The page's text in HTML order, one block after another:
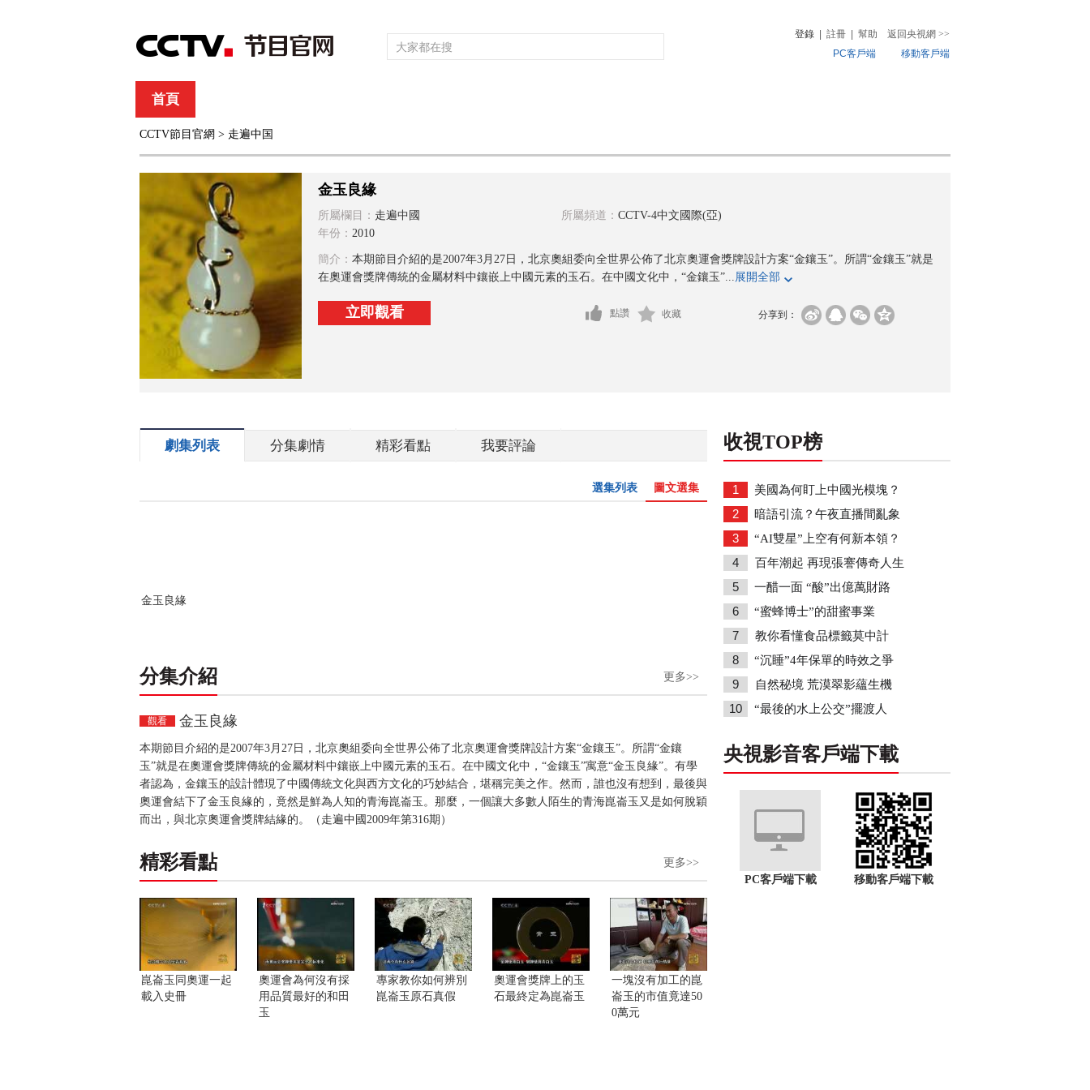
登錄 註冊 幫助 返回央視網 >>
PC客戶端
移動客戶端
首頁
綜合 新聞 財經 綜藝
CCTV節目官網 > 走遍中国
金玉良緣
所屬欄目： 走遍中國 所屬頻道： CCTV-4中文國際(亞)
年份： 2010
簡介： 本期節目介紹的是2007年3月27日，北京奧組委向全世界公佈了北京奧運會獎牌設計方案“金鑲玉”。所謂“金鑲玉”就是
在奧運會獎牌傳統的金屬材料中鑲嵌上中國元素的玉石。在中國文化中，“金鑲玉”...展開全部
立即觀看 分享到：
點讚 收藏
劇集列表 分集劇情 精彩看點 我要評論
圖文選集
選集列表
金玉良緣
分集介紹 更多>>
觀看 金玉良緣
本期節目介紹的是2007年3月27日，北京奧組委向全世界公佈了北京奧運會獎牌設計方案“金鑲玉”。所謂“金鑲
玉”就是在奧運會獎牌傳統的金屬材料中鑲嵌上中國元素的玉石。在中國文化中，“金鑲玉”寓意“金玉良緣”。有學
者認為，金鑲玉的設計體現了中國傳統文化與西方文化的巧妙結合，堪稱完美之作。然而，誰也沒有想到，最後與
奧運會結下了金玉良緣的，竟然是鮮為人知的青海崑崙玉。那麼，一個讓大多數人陌生的青海崑崙玉又是如何脫穎
而出，與北京奧運會獎牌結緣的。（走遍中國2009年第316期）
精彩看點 更多>>
崑崙玉同奧運一起
載入史冊
奧運會為何沒有採
用品質最好的和田
玉
專家教你如何辨別
崑崙玉原石真假
奧運會獎牌上的玉
石最終定為崑崙玉
一塊沒有加工的崑
崙玉的市值竟達50
0萬元
收視TOP榜
1 美國為何盯上中國光模塊？
2 暗語引流？午夜直播間亂象
3 “AI雙星”上空有何新本領？
4 百年潮起 再現張謇傳奇人生
5 一醋一面 “酸”出億萬財路
6 “蜜蜂博士”的甜蜜事業
7 教你看懂食品標籤莫中計
8 “沉睡”4年保單的時效之爭
9 自然秘境 荒漠翠影蘊生機
10 “最後的水上公交”擺渡人
央視影音客戶端下載
PC客戶端下載 移動客戶端下載